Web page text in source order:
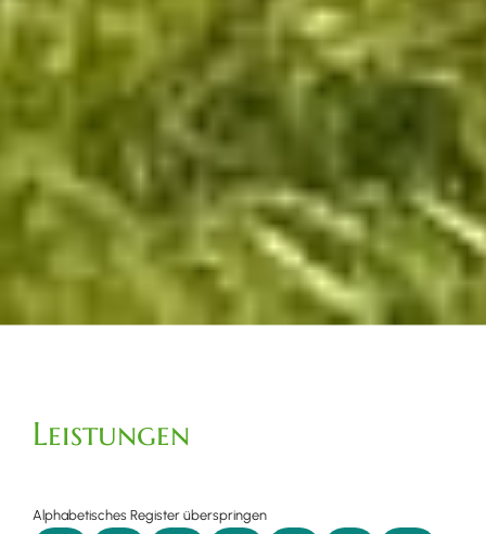
Leistungen
Alphabetisches Register überspringen